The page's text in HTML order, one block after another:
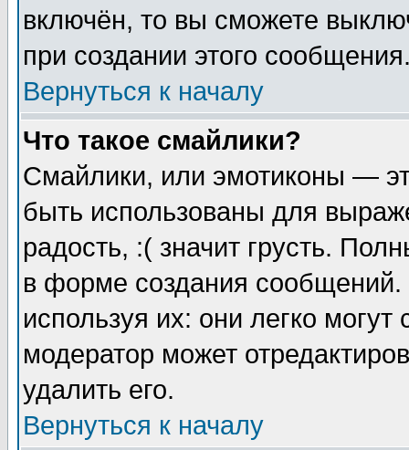
включён, то вы сможете
при создании этого
Вернуться к началу
Что такое смайлики?
Смайлики, или эмотиконы —
быть использованы для
радость, :( значит грусть.
в форме создания сообщений.
используя их: они легко
модератор может
удалить его.
Вернуться к началу